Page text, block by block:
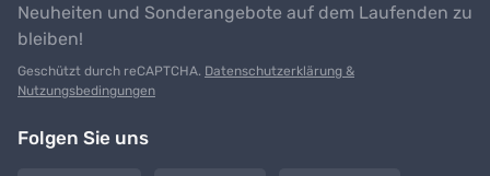
Neuheiten und Sonderangebote auf dem Laufenden zu
bleiben!
Geschützt durch reCAPTCHA. Datenschutzerklärung &
Nutzungsbedingungen
Folgen Sie uns